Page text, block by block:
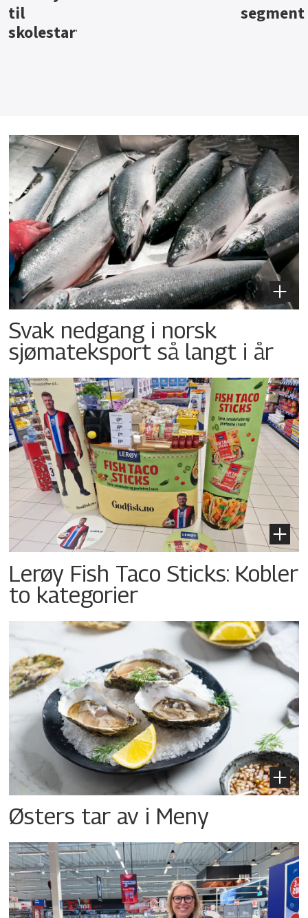
Svak nedgang i norsk
sjømateksport så langt i år
Lerøy Fish Taco Sticks: Kobler
to kategorier
Østers tar av i Meny